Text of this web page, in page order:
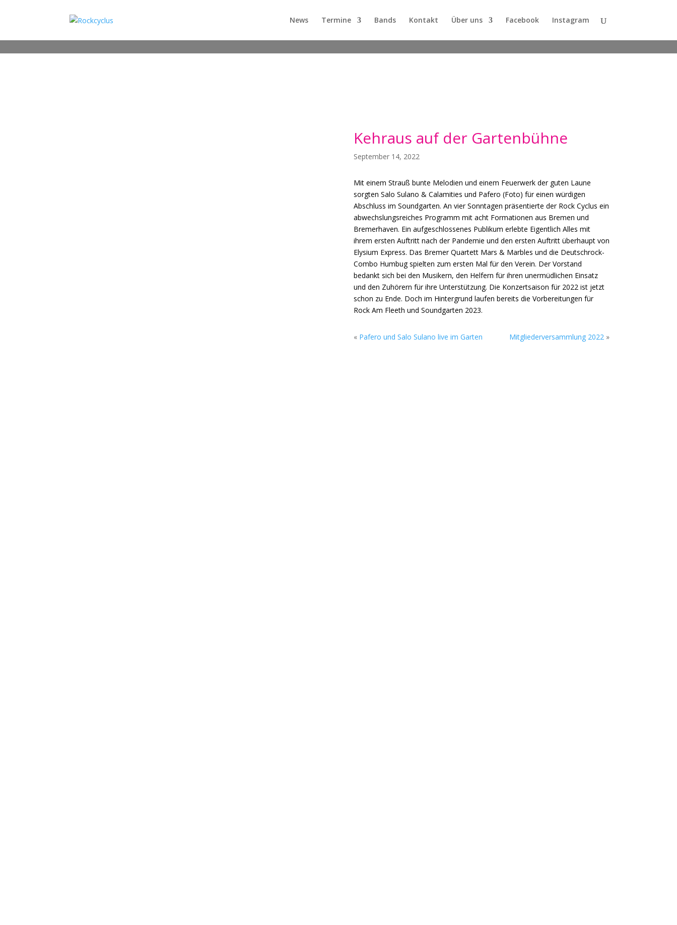
News Termine Bands Kontakt Über uns Facebook Instagram
Kehraus auf der Gartenbühne
September 14, 2022
Mit einem Strauß bunte Melodien und einem Feuerwerk der guten Laune
sorgten Salo Sulano & Calamities und Pafero (Foto) für einen würdigen
Abschluss im Soundgarten. An vier Sonntagen präsentierte der Rock Cyclus ein
abwechslungsreiches Programm mit acht Formationen aus Bremen und
Bremerhaven. Ein aufgeschlossenes Publikum erlebte Eigentlich Alles mit
ihrem ersten Auftritt nach der Pandemie und den ersten Auftritt überhaupt von
Elysium Express. Das Bremer Quartett Mars & Marbles und die Deutschrock-
Combo Humbug spielten zum ersten Mal für den Verein. Der Vorstand
bedankt sich bei den Musikern, den Helfern für ihren unermüdlichen Einsatz
und den Zuhörern für ihre Unterstützung. Die Konzertsaison für 2022 ist jetzt
schon zu Ende. Doch im Hintergrund laufen bereits die Vorbereitungen für
Rock Am Fleeth und Soundgarten 2023.
« Pafero und Salo Sulano live im Garten Mitgliederversammlung 2022»